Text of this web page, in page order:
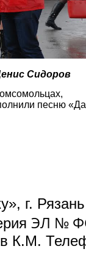
Сидоров
песню
г.
ЭЛ №
К.М.